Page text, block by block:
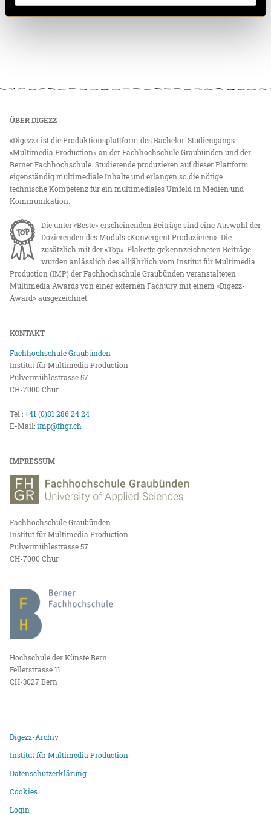
ÜBER DIGEZZ
«Digezz» ist die Produktionsplattform des Bachelor-Studiengangs
«Multimedia Production» an der Fachhochschule Graubünden und der
Berner Fachhochschule. Studierende produzieren auf dieser Plattform
eigenständig multimediale Inhalte und erlangen so die nötige
technische Kompetenz für ein multimediales Umfeld in Medien und
Kommunikation.
Die unter «Beste» erscheinenden Beiträge sind eine Auswahl der
Dozierenden des Moduls «Konvergent Produzieren». Die
zusätzlich mit der «Top»-Plakette gekennzeichneten Beiträge
wurden anlässlich des alljährlich vom Institut für Multimedia
Production (IMP) der Fachhochschule Graubünden veranstalteten
Multimedia Awards von einer externen Fachjury mit einem «Digezz-
Award» ausgezeichnet.
KONTAKT
Fachhochschule Graubünden
Institut für Multimedia Production
Pulvermühlestrasse 57
CH-7000 Chur
Tel.:+41 (0)81 286 24 24
E-Mail:imp@fhgr.ch
IMPRESSUM
Fachhochschule Graubünden
Institut für Multimedia Production
Pulvermühlestrasse 57
CH-7000 Chur
Hochschule der Künste Bern
Fellerstrasse 11
CH-3027 Bern
Digezz-Archiv
Institut für Multimedia Production
Datenschutzerklärung
Cookies
Login